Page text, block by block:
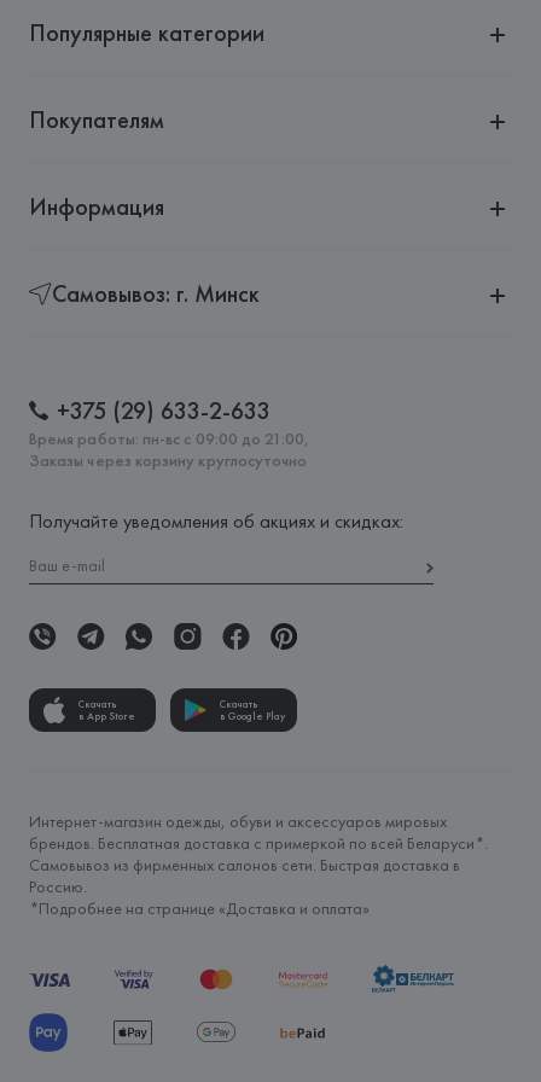
Популярные категории
Покупателям
Информация
Самовывоз: г. Минск
+375 (29) 633-2-633
Время работы: пн-вс с 09:00 до 21:00,
Заказы через корзину круглосуточно
Получайте уведомления об акциях и скидках:
Скачать
в App Store
Скачать
в Google Play
Интернет-магазин одежды, обуви и аксессуаров мировых
брендов. Бесплатная доставка с примеркой по всей Беларуси*.
Самовывоз из фирменных салонов сети. Быстрая доставка в
Россию.
*Подробнее на странице «Доставка и оплата»